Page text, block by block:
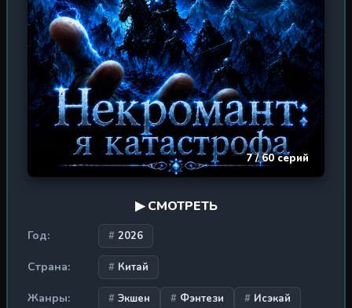
7 / 60 серий
▶ СМОТРЕТЬ
Год: 2026
Страна: Китай
Жанры: Экшен Фэнтези
Исэкай